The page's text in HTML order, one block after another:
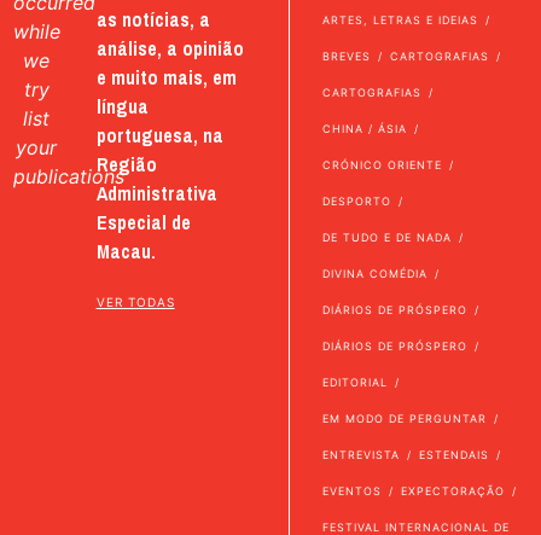
while
we
try
list
your
publications
as notícias, a
análise, a opinião
e muito mais, em
língua
portuguesa, na
Região
Administrativa
Especial de
Macau.
VER TODAS
ARTES, LETRAS E IDEIAS
BREVES CARTOGRAFIAS
CARTOGRAFIAS
CHINA / ÁSIA
CRÓNICO ORIENTE
DESPORTO
DE TUDO E DE NADA
DIVINA COMÉDIA
DIÁRIOS DE PRÓSPERO
DIÁRIOS DE PRÓSPERO
EDITORIAL
EM MODO DE PERGUNTAR
ENTREVISTA ESTENDAIS
EVENTOS EXPECTORAÇÃO
FESTIVAL INTERNACIONAL DE